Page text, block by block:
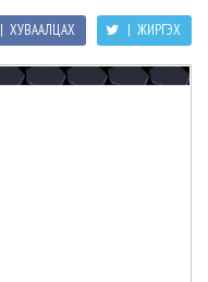
| ЖИРГЭХ
| ХУВААЛЦАХ